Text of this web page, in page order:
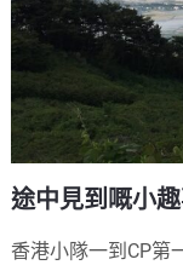
途中見到嘅小
香港小隊一到CP第